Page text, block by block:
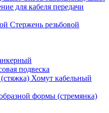
для кабеля передачи
Стержень резьбовой
подвеска
Хомут кабельный
формы (стремянка)